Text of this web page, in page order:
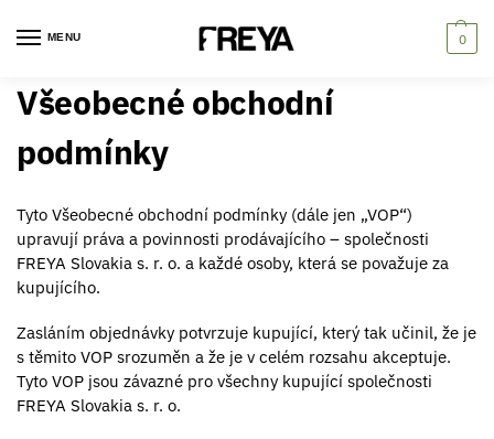
MENU 0
Všeobecné obchodní
podmínky
Tyto Všeobecné obchodní podmínky (dále jen „VOP“)
upravují práva a povinnosti prodávajícího – společnosti
FREYA Slovakia s. r. o. a každé osoby, která se považuje za
kupujícího.
Zasláním objednávky potvrzuje kupující, který tak učinil, že je
s těmito VOP srozuměn a že je v celém rozsahu akceptuje.
Tyto VOP jsou závazné pro všechny kupující společnosti
FREYA Slovakia s. r. o.